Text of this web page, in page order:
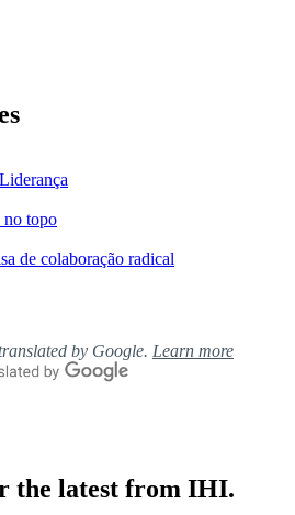
no topo
de colaboração radical
by Google. Learn more
the latest from IHI.